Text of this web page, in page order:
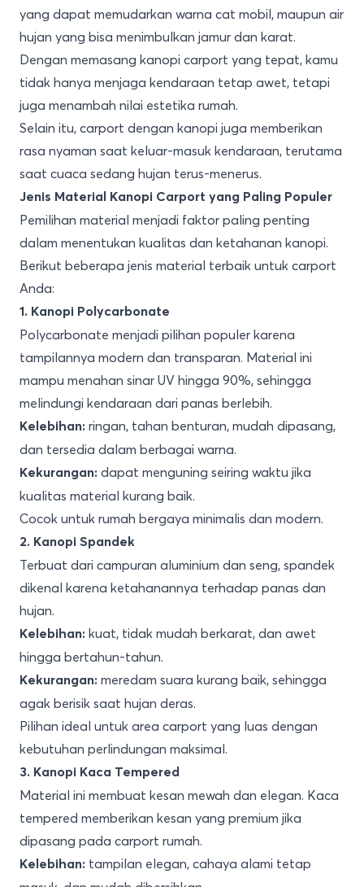
yang dapat memudarkan warna cat mobil, maupun air
hujan yang bisa menimbulkan jamur dan karat.
Dengan memasang kanopi carport yang tepat, kamu
tidak hanya menjaga kendaraan tetap awet, tetapi
juga menambah nilai estetika rumah.
Selain itu, carport dengan kanopi juga memberikan
rasa nyaman saat keluar-masuk kendaraan, terutama
saat cuaca sedang hujan terus-menerus.
Jenis Material Kanopi Carport yang Paling Populer
Pemilihan material menjadi faktor paling penting
dalam menentukan kualitas dan ketahanan kanopi.
Berikut beberapa jenis material terbaik untuk carport
Anda:
1. Kanopi Polycarbonate
Polycarbonate menjadi pilihan populer karena
tampilannya modern dan transparan. Material ini
mampu menahan sinar UV hingga 90%, sehingga
melindungi kendaraan dari panas berlebih.
Kelebihan: ringan, tahan benturan, mudah dipasang,
dan tersedia dalam berbagai warna.
Kekurangan: dapat menguning seiring waktu jika
kualitas material kurang baik.
Cocok untuk rumah bergaya minimalis dan modern.
2. Kanopi Spandek
Terbuat dari campuran aluminium dan seng, spandek
dikenal karena ketahanannya terhadap panas dan
hujan.
Kelebihan: kuat, tidak mudah berkarat, dan awet
hingga bertahun-tahun.
Kekurangan: meredam suara kurang baik, sehingga
agak berisik saat hujan deras.
Pilihan ideal untuk area carport yang luas dengan
kebutuhan perlindungan maksimal.
3. Kanopi Kaca Tempered
Material ini membuat kesan mewah dan elegan. Kaca
tempered memberikan kesan yang premium jika
dipasang pada carport rumah.
Kelebihan: tampilan elegan, cahaya alami tetap